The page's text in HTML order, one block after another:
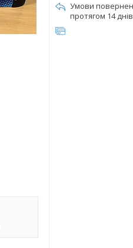
протягом 14 днів